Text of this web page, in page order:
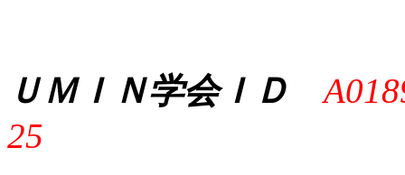
ＵＭＩＮ学会ＩＤ
25